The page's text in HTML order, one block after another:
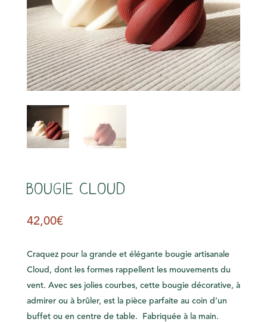
Bougie Cloud
42,00€
Craquez pour la grande et élégante bougie artisanale
Cloud, dont les formes rappellent les mouvements du
vent. Avec ses jolies courbes, cette bougie décorative, à
admirer ou à brûler, est la pièce parfaite au coin d’un
buffet ou en centre de table. Fabriquée à la main.